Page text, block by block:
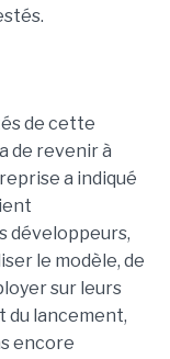
de cette
de revenir à
a indiqué
développeurs,
le modèle, de
sur leurs
du lancement,
encore